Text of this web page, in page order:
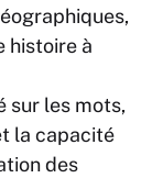
histoire à
sur les mots,
la capacité
des